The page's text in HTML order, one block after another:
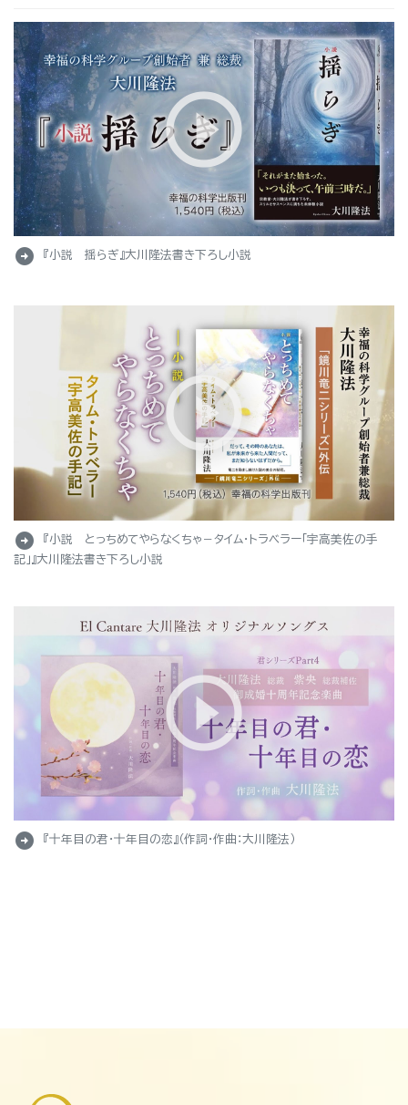
arrow_circle_right 『小説 揺らぎ』大川隆法書き下ろし小説
arrow_circle_right
『小説 とっちめてやらなくちゃ－タイム・トラベラー「宇高美佐の手
記」』大川隆法書き下ろし小説
arrow_circle_right 『十年目の君・十年目の恋』（作詞・作曲：大川隆法）